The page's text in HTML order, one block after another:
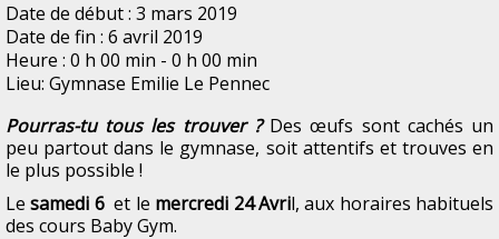
Date de début : 3 mars 2019
Date de fin : 6 avril 2019
Heure : 0 h 00 min - 0 h 00 min
Lieu: Gymnase Emilie Le Pennec
Pourras-tu tous les trouver ?Des œufs sont cachés un
peu partout dans le gymnase, soit attentifs et trouves en
le plus possible !
Lesamedi 6 et le mercredi 24 Avril, aux horaires habituels
des cours Baby Gym.